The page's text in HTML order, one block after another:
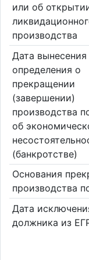
или об
производства
Дата
определения о
прекращении
(завершении)
производства
об
(банкротстве)
Основания
производства
Дата
должника из